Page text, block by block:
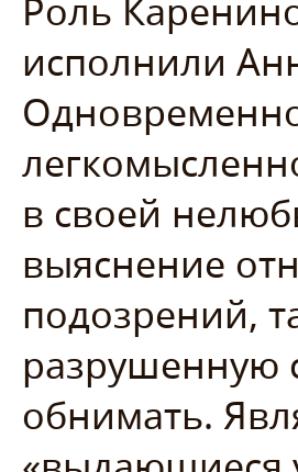
Роль
исполнили
в своей
выяснение
подозрений,
разрушенную
обнимать.